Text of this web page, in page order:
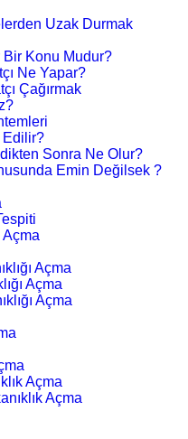
Uzak Durmak
Bir Konu Mudur?
Ne Yapar?
Çağırmak
Edilir?
Sonra Ne Olur?
Emin Değilsek ?
Açma
Açma
Açma
Açma
Açma